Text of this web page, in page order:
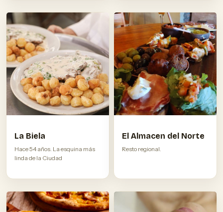
La Biela
Hace 54 años. La esquina más
linda de la Ciudad
El Almacen del Norte
Resto regional.